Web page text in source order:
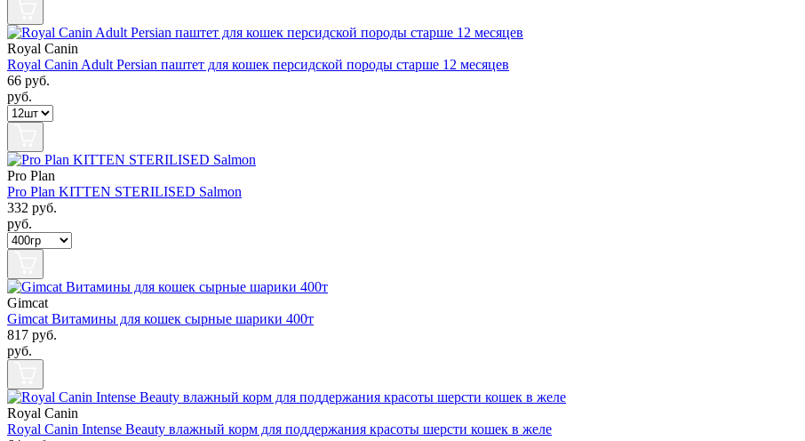
Royal Canin
Royal Canin Adult Persian паштет для кошек персидской породы старше 12 месяцев
66 руб.
руб.
Pro Plan
Pro Plan KITTEN STERILISED Salmon
332 руб.
руб.
Gimcat
Gimcat Витамины для кошек сырные шарики 400т
817 руб.
руб.
Royal Canin
Royal Canin Intense Beauty влажный корм для поддержания красоты шерсти кошек в желе